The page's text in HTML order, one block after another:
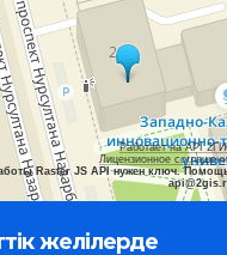
Работает на API
Лицензионное
Raster JS API нужен ключ.
желілерде